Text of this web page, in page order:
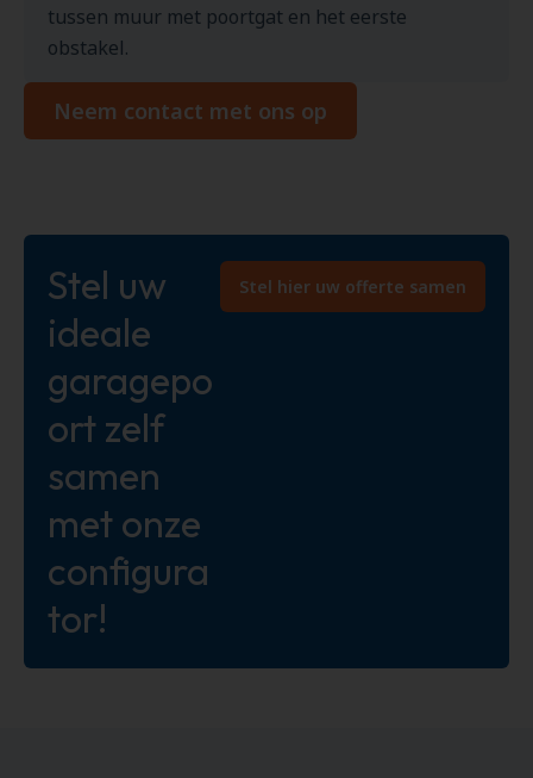
tussen muur met poortgat en het eerste
obstakel.
Neem contact met ons op
Stel uw
ideale
garagepo
ort zelf
samen
met onze
configura
tor!
Stel hier uw offerte samen